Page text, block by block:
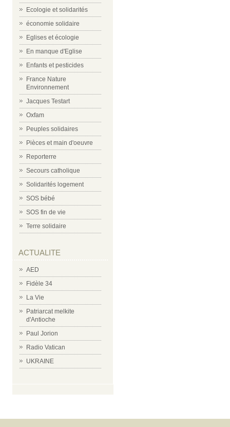
Ecologie et solidarités
économie solidaire
Eglises et écologie
En manque d'Eglise
Enfants et pesticides
France Nature
Environnement
Jacques Testart
Oxfam
Peuples solidaires
Pièces et main d'oeuvre
Reporterre
Secours catholique
Solidarités logement
SOS bébé
SOS fin de vie
Terre solidaire
ACTUALITE
AED
Fidèle 34
La Vie
Patriarcat melkite
d'Antioche
Paul Jorion
Radio Vatican
UKRAINE